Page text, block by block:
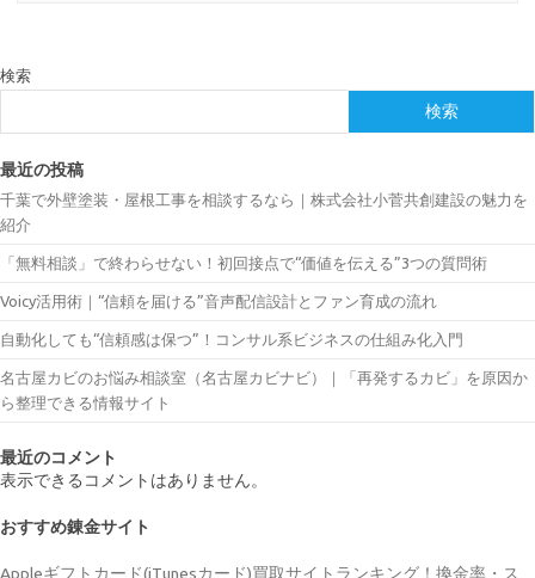
検索
検索
最近の投稿
千葉で外壁塗装・屋根工事を相談するなら｜株式会社小菅共創建設の魅力を
紹介
「無料相談」で終わらせない！初回接点で“価値を伝える”3つの質問術
Voicy活用術｜“信頼を届ける”音声配信設計とファン育成の流れ
自動化しても“信頼感は保つ”！コンサル系ビジネスの仕組み化入門
名古屋カビのお悩み相談室（名古屋カビナビ）｜「再発するカビ」を原因か
ら整理できる情報サイト
最近のコメント
表示できるコメントはありません。
おすすめ錬金サイト
Appleギフトカード(iTunesカード)買取サイトランキング！換金率・ス